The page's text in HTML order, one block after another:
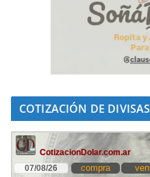
COTIZACIÓN DE DIVISAS